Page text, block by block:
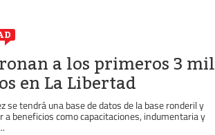
a los primeros 3 mil
en La Libertad
se tendrá una base de datos de la base ronderil y
a beneficios como capacitaciones, indumentaria y